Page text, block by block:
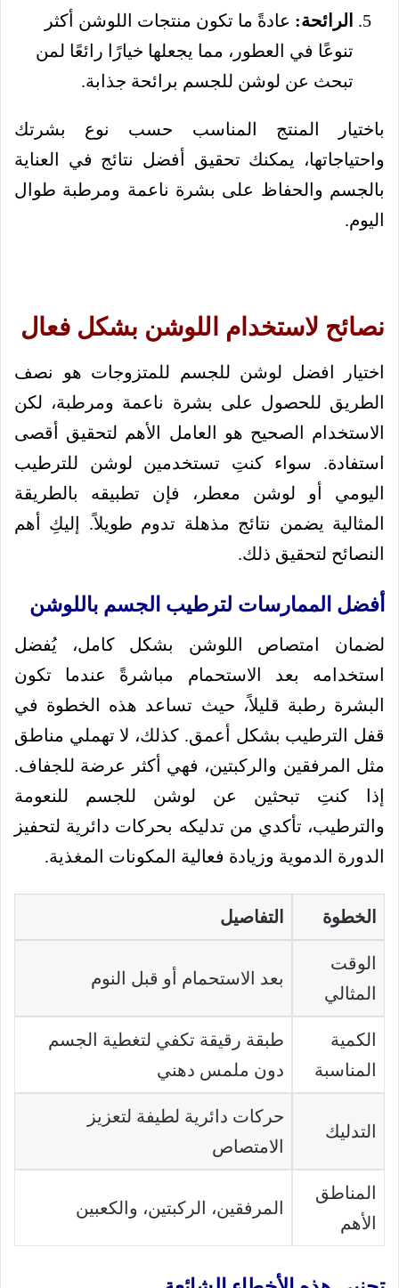
الرائحة: عادةً ما تكون منتجات اللوشن أكثر
تنوعًا في العطور، مما يجعلها خيارًا رائعًا لمن
تبحث عن لوشن للجسم برائحة جذابة.
باختيار المنتج المناسب حسب نوع بشرتك
واحتياجاتها، يمكنك تحقيق أفضل نتائج في العناية
بالجسم والحفاظ على بشرة ناعمة ومرطبة طوال
اليوم.
نصائح لاستخدام اللوشن بشكل فعال
اختيار افضل لوشن للجسم للمتزوجات هو نصف
الطريق للحصول على بشرة ناعمة ومرطبة، لكن
الاستخدام الصحيح هو العامل الأهم لتحقيق أقصى
استفادة. سواء كنتِ تستخدمين لوشن للترطيب
اليومي أو لوشن معطر، فإن تطبيقه بالطريقة
المثالية يضمن نتائج مذهلة تدوم طويلاً. إليكِ أهم
النصائح لتحقيق ذلك.
أفضل الممارسات لترطيب الجسم باللوشن
لضمان امتصاص اللوشن بشكل كامل، يُفضل
استخدامه بعد الاستحمام مباشرةً عندما تكون
البشرة رطبة قليلاً، حيث تساعد هذه الخطوة في
قفل الترطيب بشكل أعمق. كذلك، لا تهملي مناطق
مثل المرفقين والركبتين، فهي أكثر عرضة للجفاف.
إذا كنتِ تبحثين عن لوشن للجسم للنعومة
والترطيب، تأكدي من تدليكه بحركات دائرية لتحفيز
الدورة الدموية وزيادة فعالية المكونات المغذية.
الخطوة التفاصيل
الوقت
المثالي
بعد الاستحمام أو قبل النوم
الكمية
المناسبة
طبقة رقيقة تكفي لتغطية الجسم
دون ملمس دهني
التدليك
حركات دائرية لطيفة لتعزيز
الامتصاص
المناطق
الأهم
المرفقين، الركبتين، والكعبين